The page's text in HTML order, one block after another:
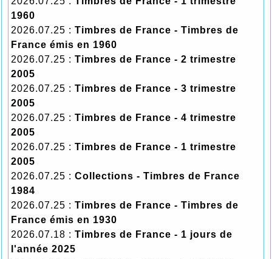
1960
2026.07.25 : Timbres de France - Timbres de
France émis en 1960
2026.07.25 : Timbres de France - 2 trimestre
2005
2026.07.25 : Timbres de France - 3 trimestre
2005
2026.07.25 : Timbres de France - 4 trimestre
2005
2026.07.25 : Timbres de France - 1 trimestre
2005
2026.07.25 : Collections - Timbres de France
1984
2026.07.25 : Timbres de France - Timbres de
France émis en 1930
2026.07.18 : Timbres de France - 1 jours de
l'année 2025